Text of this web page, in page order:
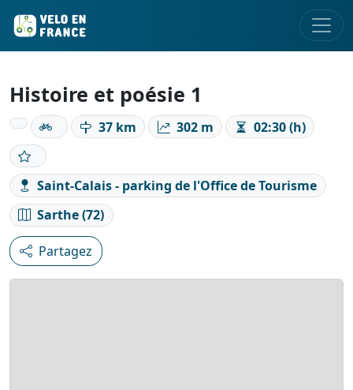
Histoire et poésie 1
37 km 302 m 02:30 (h)
Saint-Calais - parking de l'Office de Tourisme
Sarthe (72)
Partagez